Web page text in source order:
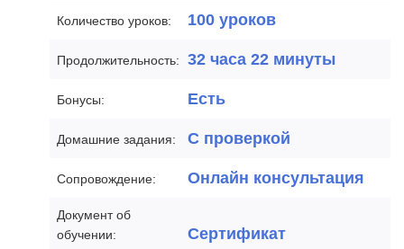
Количество уроков: 100 уроков
Продолжительность: 32 часа 22 минуты
Бонусы: Есть
Домашние задания: С проверкой
Сопровождение: Онлайн консультация
Документ об
обучении:
Сертификат